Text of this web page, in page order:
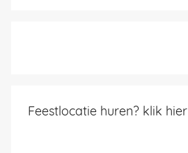
Feestlocatie huren? klik hier